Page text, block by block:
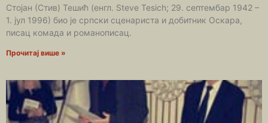
Стојан (Стив) Тешић (енгл. Steve Tesich; 29. септембар 1942 –
1. јул 1996) био је српски сценариста и добитник Оскара,
писац комада и романописац.
Прочитај више »